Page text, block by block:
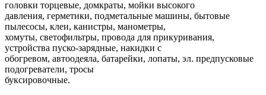
головки торцевые, домкраты, мойки высокого
давления, герметики, подметальные машины, бытовые
пылесосы, клеи, канистры, манометры,
хомуты, светофильтры, провода для прикуривания,
устройства пуско-зарядные, накидки с
обогревом, автоодеяла, батарейки, лопаты, эл. предпусковые
подогреватели, тросы
буксировочные.